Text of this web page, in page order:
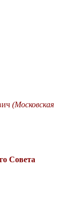
(Московская
Совета